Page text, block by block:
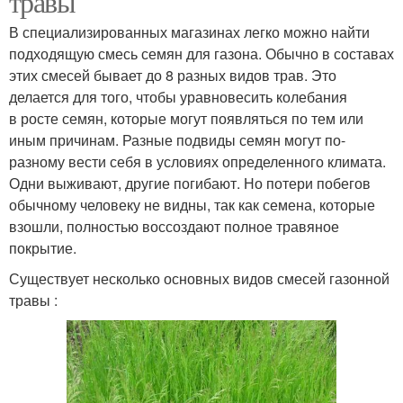
В специализированных магазинах легко можно найти
подходящую смесь семян для газона. Обычно в составах
этих смесей бывает до 8 разных видов трав. Это
делается для того, чтобы уравновесить колебания
в росте семян, которые могут появляться по тем или
иным причинам. Разные подвиды семян могут по-
разному вести себя в условиях определенного климата.
Одни выживают, другие погибают. Но потери побегов
обычному человеку не видны, так как семена, которые
взошли, полностью воссоздают полное травяное
покрытие.
Существует несколько основных видов смесей газонной
травы :